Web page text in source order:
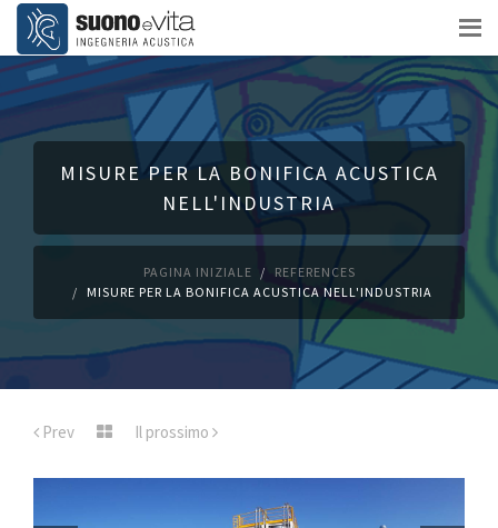
MISURE PER LA BONIFICA ACUSTICA
NELL'INDUSTRIA
PAGINA INIZIALE
REFERENCES
MISURE PER LA BONIFICA ACUSTICA NELL'INDUSTRIA
Prev Il prossimo